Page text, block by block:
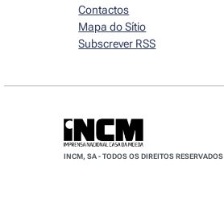
Contactos
Mapa do Sítio
Subscrever RSS
INCM, SA - TODOS OS DIREITOS RESERVADOS